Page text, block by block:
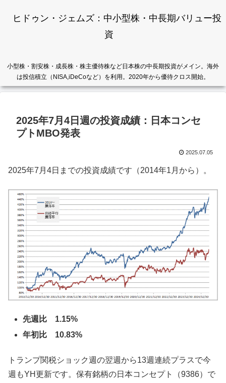
ヒドゥン・ジェムズ：中小型株・中長期バリュー投
資
小型株・割安株・成長株・株主優待株など日本株の中長期投資がメイン。海外
は投信積立（NISA,iDeCoなど）を利用。2020年から優待クロス開始。
2025年7月4日週の投資成績：日本コンセ
プトMBO発表
2025.07.05
2025年7月4日までの投資成績です（2014年1月から）。
先週比 1.15%
年初比 10.83%
トランプ関税ショック週の翌週から13週連続プラスで今
週もYH更新です。保有銘柄の日本コンセプト（9386）で